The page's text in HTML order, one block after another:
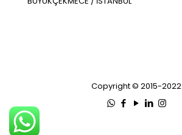
Copyright © 2015-2022